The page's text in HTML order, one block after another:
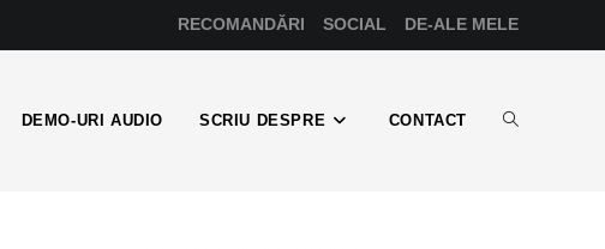
RECOMANDĂRI SOCIAL DE-ALE MELE
DEMO-URI AUDIO SCRIU DESPRE CONTACT